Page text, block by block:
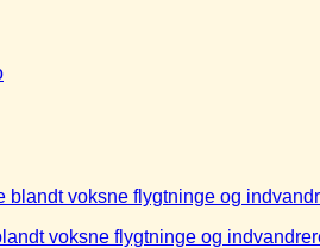
voksne flygtninge og